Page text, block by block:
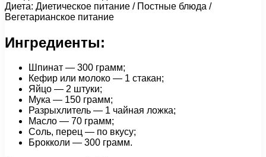
Диета: Диетическое питание / Постные блюда /
Вегетарианское питание
Ингредиенты:
Шпинат — 300 грамм;
Кефир или молоко — 1 стакан;
Яйцо — 2 штуки;
Мука — 150 грамм;
Разрыхлитель — 1 чайная ложка;
Масло — 70 грамм;
Соль, перец — по вкусу;
Брокколи — 300 грамм.